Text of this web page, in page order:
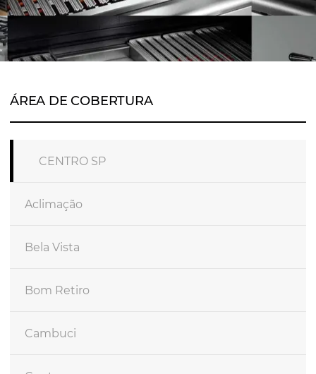
ÁREA DE COBERTURA
CENTRO SP
Aclimação
Bela Vista
Bom Retiro
Cambuci